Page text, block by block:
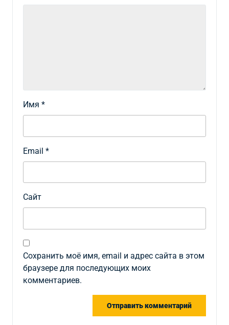
Имя *
Email *
Сайт
Сохранить моё имя, email и адрес сайта в этом
браузере для последующих моих
комментариев.